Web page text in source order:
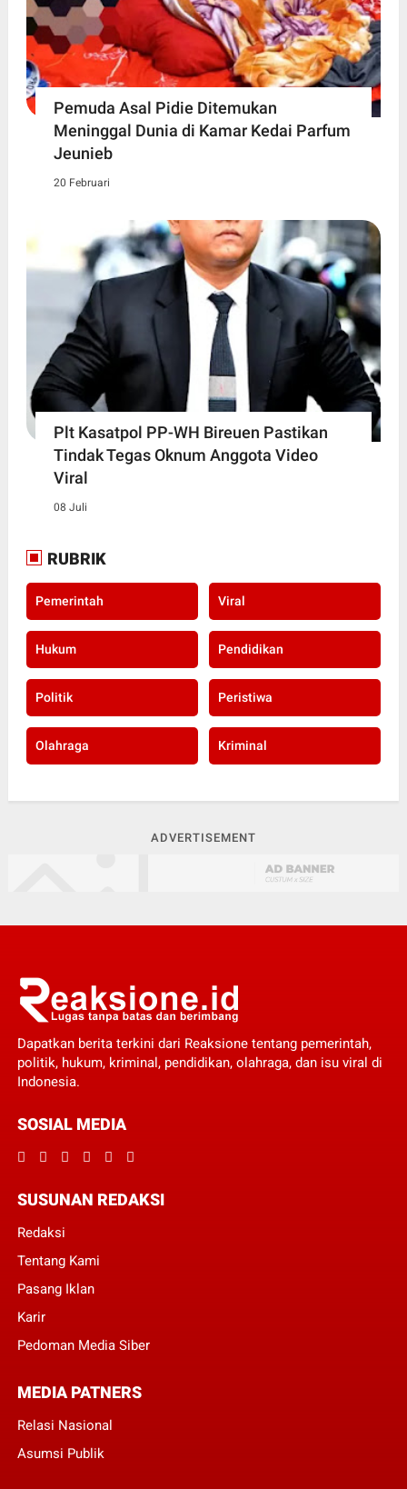
Pemuda Asal Pidie Ditemukan
Meninggal Dunia di Kamar Kedai Parfum
Jeunieb
20 Februari
Plt Kasatpol PP-WH Bireuen Pastikan
Tindak Tegas Oknum Anggota Video
Viral
08 Juli
RUBRIK
Pemerintah Viral
Hukum Pendidikan
Politik Peristiwa
Olahraga Kriminal
ADVERTISEMENT
Dapatkan berita terkini dari Reaksione tentang pemerintah,
politik, hukum, kriminal, pendidikan, olahraga, dan isu viral di
Indonesia.
SOSIAL MEDIA
SUSUNAN REDAKSI
Redaksi
Tentang Kami
Pasang Iklan
Karir
Pedoman Media Siber
MEDIA PATNERS
Relasi Nasional
Asumsi Publik